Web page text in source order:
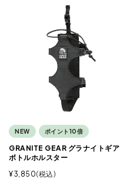
NEW ポイント10倍
GRANITE GEAR グラナイトギア
ボトルホルスター
¥3,850 税込